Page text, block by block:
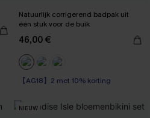
Natuurlijk corrigerend badpak uit
één stuk voor de buik
46,00 €
【AG18】2 met 10% korting
Corrigerend badpak
NIEUW